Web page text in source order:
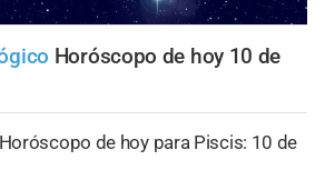
Horóscopo de hoy 10 de
Horóscopo de hoy para Piscis: 10 de